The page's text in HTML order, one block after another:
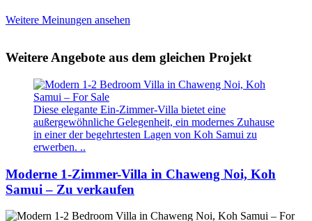
Weitere Meinungen ansehen
Weitere Angebote aus dem gleichen Projekt
Diese elegante Ein-Zimmer-Villa bietet eine
außergewöhnliche Gelegenheit, ein modernes Zuhause
in einer der begehrtesten Lagen von Koh Samui zu
erwerben. ..
Moderne 1-Zimmer-Villa in Chaweng Noi, Koh
Samui – Zu verkaufen